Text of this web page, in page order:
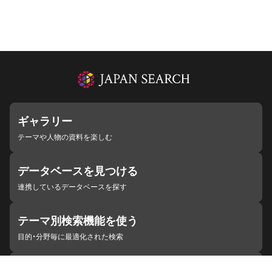
ギャラリー
テーマや人物の資料を楽しむ
データベースを見つける
連携しているデータベースを探す
テーマ別検索機能を使う
目的・分野毎に最適化された検索